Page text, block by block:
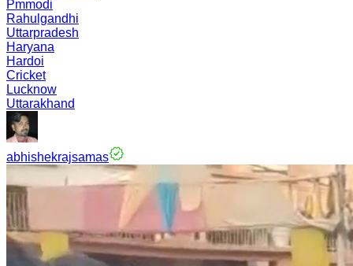
Pmmodi
Rahulgandhi
Uttarpradesh
Haryana
Hardoi
Cricket
Lucknow
Uttarakhand
abhishekrajsamas